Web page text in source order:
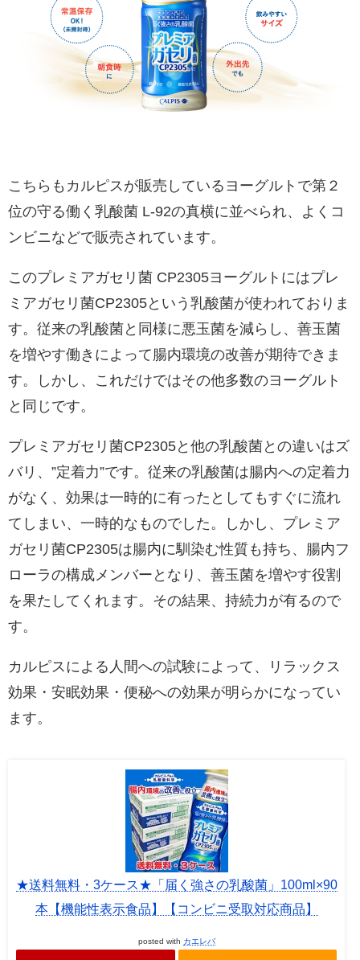
こちらもカルピスが販売しているヨーグルトで第２
位の守る働く乳酸菌 L-92の真横に並べられ、よくコ
ンビニなどで販売されています。
このプレミアガセリ菌 CP2305ヨーグルトにはプレ
ミアガセリ菌CP2305という乳酸菌が使われておりま
す。従来の乳酸菌と同様に悪玉菌を減らし、善玉菌
を増やす働きによって腸内環境の改善が期待できま
す。しかし、これだけではその他多数のヨーグルト
と同じです。
プレミアガセリ菌CP2305と他の乳酸菌との違いはズ
バリ、”定着力”です。従来の乳酸菌は腸内への定着力
がなく、効果は一時的に有ったとしてもすぐに流れ
てしまい、一時的なものでした。しかし、プレミア
ガセリ菌CP2305は腸内に馴染む性質も持ち、腸内フ
ローラの構成メンバーとなり、善玉菌を増やす役割
を果たしてくれます。その結果、持続力が有るので
す。
カルピスによる人間への試験によって、リラックス
効果・安眠効果・便秘への効果が明らかになってい
ます。
★送料無料・3ケース★「届く強さの乳酸菌」100ml×90
本【機能性表示食品】【コンビニ受取対応商品】
posted with カエレバ